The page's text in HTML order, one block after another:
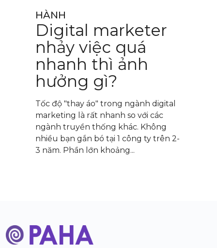
HÀNH
Digital marketer
nhảy việc quá
nhanh thì ảnh
hưởng gì?
Tốc độ "thay áo" trong ngành digital
marketing là rất nhanh so với các
ngành truyền thống khác. Không
nhiều bạn gắn bó tại 1 công ty trên 2-
3 năm. Phần lớn khoảng...